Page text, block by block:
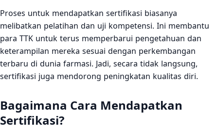
Proses untuk mendapatkan sertifikasi biasanya
melibatkan pelatihan dan uji kompetensi. Ini membantu
para TTK untuk terus memperbarui pengetahuan dan
keterampilan mereka sesuai dengan perkembangan
terbaru di dunia farmasi. Jadi, secara tidak langsung,
sertifikasi juga mendorong peningkatan kualitas diri.
Bagaimana Cara Mendapatkan
Sertifikasi?